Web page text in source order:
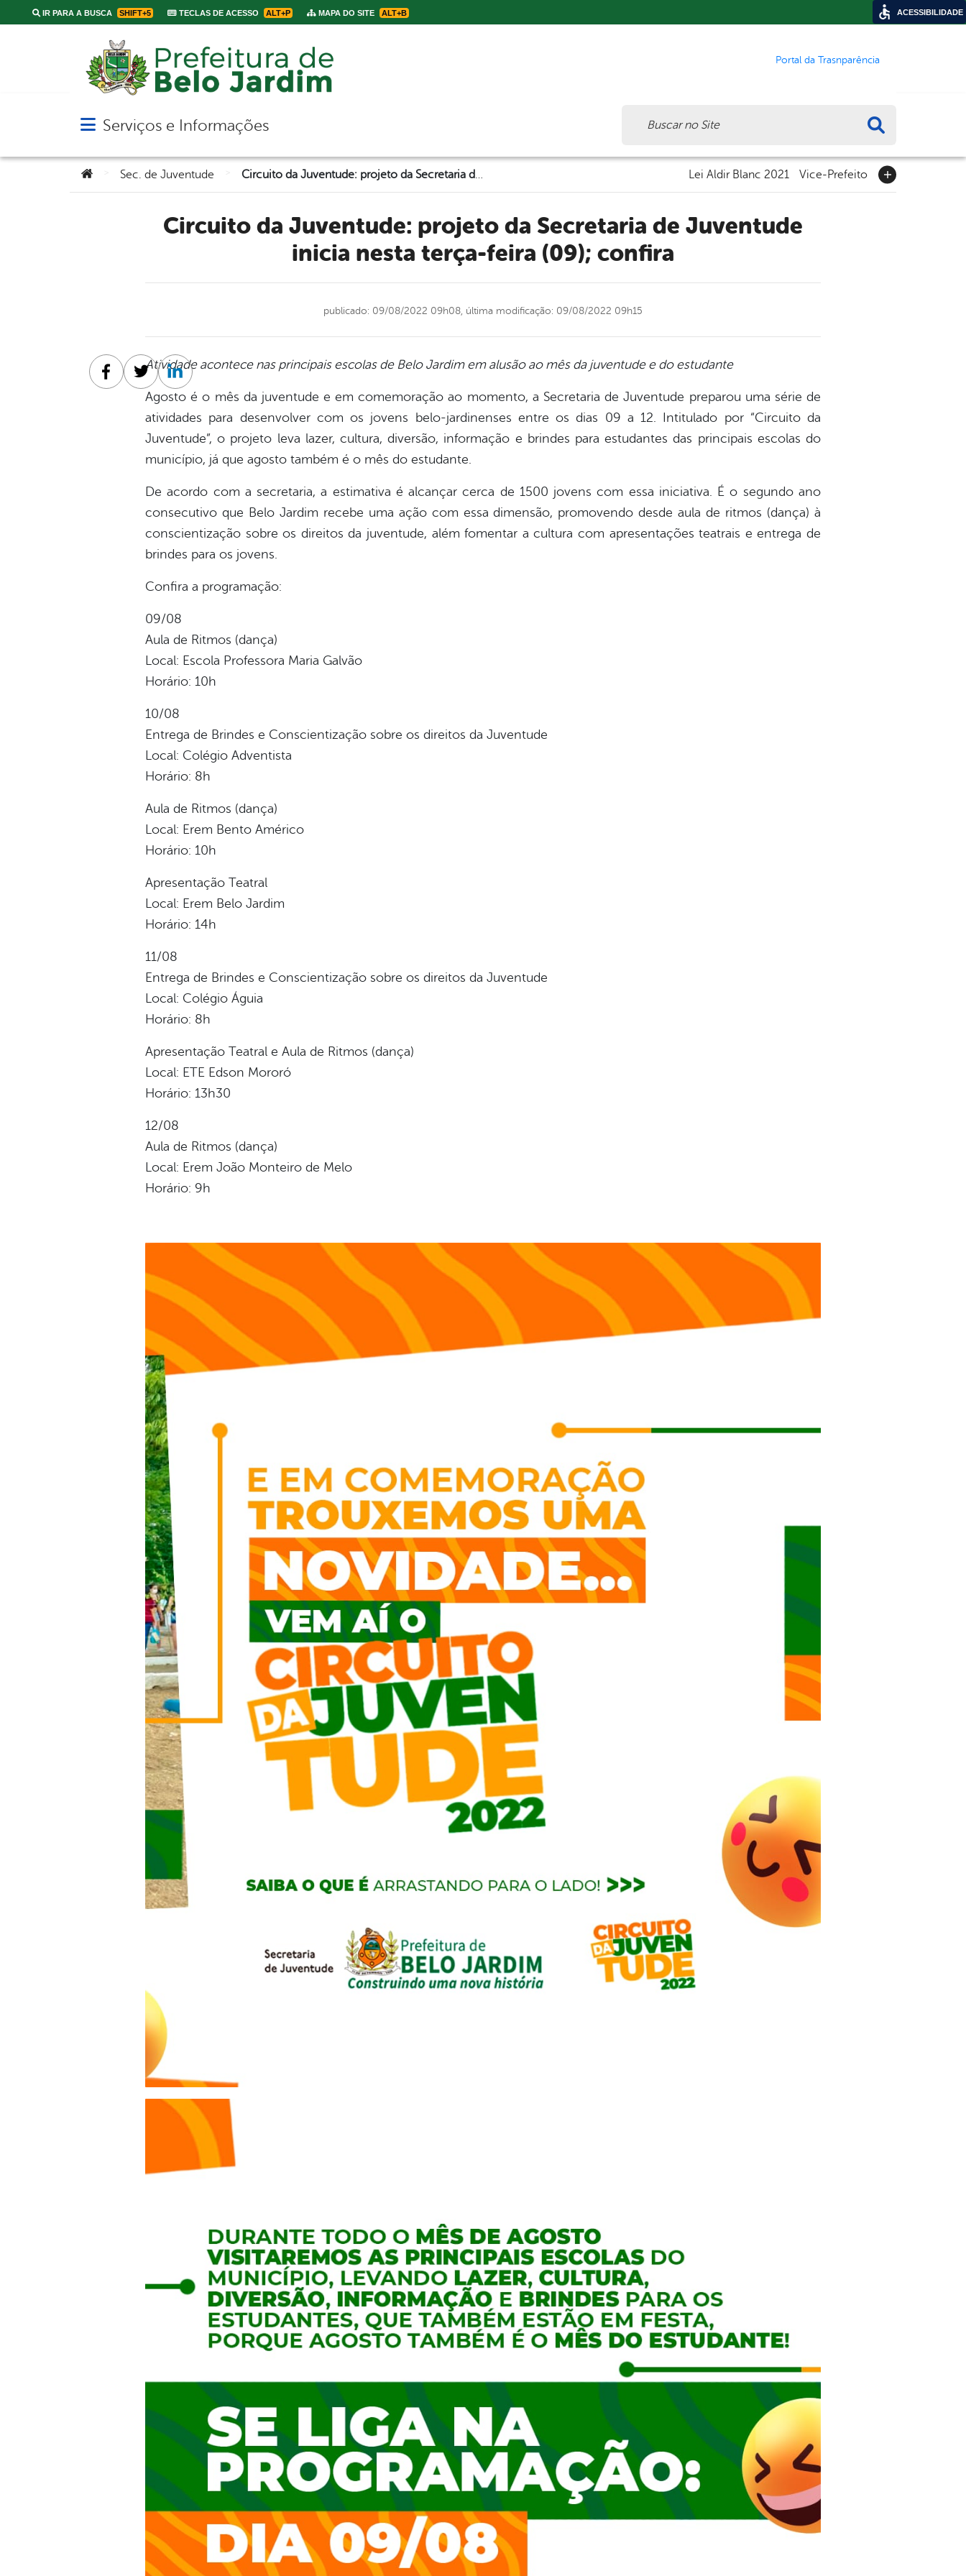
IR PARA A BUSCA SHIFT+5 TECLAS DE ACESSO ALT+P MAPA DO SITE ALT+B
Portal da Trasnparência
Abrir menu principal de navegação
Serviços e Informações
Você está aqui:Sec. de Juventude Lei Aldir Blanc 2021 Vice-Prefeito
Circuito da Juventude: projeto da Secretaria de Juventude
inicia nesta terça-feira (09); confira
publicado: 09/08/2022 09h08, última modificação: 09/08/2022 09h15
Atividade acontece nas principais escolas de Belo Jardim em alusão ao mês da juventude e do estudante
Agosto é o mês da juventude e em comemoração ao momento, a Secretaria de Juventude preparou uma série de
atividades para desenvolver com os jovens belo-jardinenses entre os dias 09 a 12. Intitulado por “Circuito da
Juventude”, o projeto leva lazer, cultura, diversão, informação e brindes para estudantes das principais escolas do
município, já que agosto também é o mês do estudante.
De acordo com a secretaria, a estimativa é alcançar cerca de 1500 jovens com essa iniciativa. É o segundo ano
consecutivo que Belo Jardim recebe uma ação com essa dimensão, promovendo desde aula de ritmos (dança) à
conscientização sobre os direitos da juventude, além fomentar a cultura com apresentações teatrais e entrega de
brindes para os jovens.
Confira a programação:
09/08
Aula de Ritmos (dança)
Local: Escola Professora Maria Galvão
Horário: 10h
10/08
Entrega de Brindes e Conscientização sobre os direitos da Juventude
Local: Colégio Adventista
Horário: 8h
Aula de Ritmos (dança)
Local: Erem Bento Américo
Horário: 10h
Apresentação Teatral
Local: Erem Belo Jardim
Horário: 14h
11/08
Entrega de Brindes e Conscientização sobre os direitos da Juventude
Local: Colégio Águia
Horário: 8h
Apresentação Teatral e Aula de Ritmos (dança)
Local: ETE Edson Mororó
Horário: 13h30
12/08
Aula de Ritmos (dança)
Local: Erem João Monteiro de Melo
Horário: 9h
Facebook
TwitterLinkedin
ACESSIBILIDADE